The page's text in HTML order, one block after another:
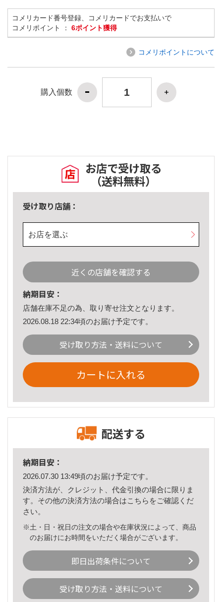
コメリカード番号登録、コメリカードでお支払いで
コメリポイント ： 6ポイント獲得
コメリポイントについて
購入個数
お店で受け取る
（送料無料）
受け取り店舗：
お店を選ぶ
近くの店舗を確認する
納期目安：
店舗在庫不足の為、取り寄せ注文となります。
2026.08.18 22:34頃のお届け予定です。
受け取り方法・送料について
カートに入れる
配送する
納期目安：
2026.07.30 13:49頃のお届け予定です。
決済方法が、クレジット、代金引換の場合に限りま
す。その他の決済方法の場合はこちら をご確認くだ
さい。
※土・日・祝日の注文の場合や在庫状況によって、商品
のお届けにお時間をいただく場合がございます。
即日出荷条件について
受け取り方法・送料について